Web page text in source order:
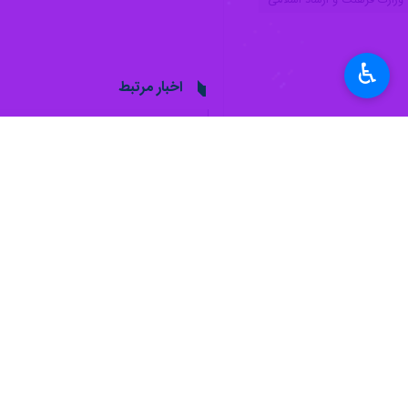
اخبار مرتبط ♿︎